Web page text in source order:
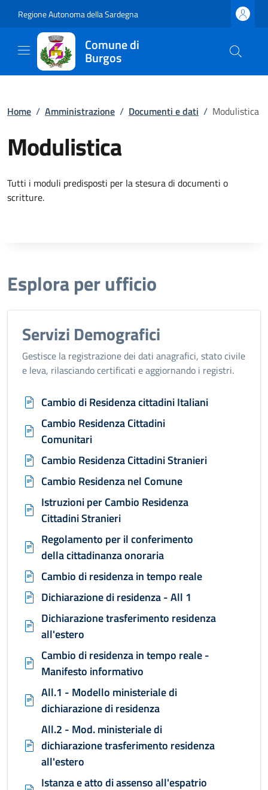
Regione Autonoma della Sardegna
Comune di
Burgos
Home / Amministrazione / Documenti e dati / Modulistica
Modulistica
Tutti i moduli predisposti per la stesura di documenti o
scritture.
Esplora per ufficio
Servizi Demografici
Gestisce la registrazione dei dati anagrafici, stato civile
e leva, rilasciando certificati e aggiornando i registri.
Cambio di Residenza cittadini Italiani
Cambio Residenza Cittadini
Comunitari
Cambio Residenza Cittadini Stranieri
Cambio Residenza nel Comune
Istruzioni per Cambio Residenza
Cittadini Stranieri
Regolamento per il conferimento
della cittadinanza onoraria
Cambio di residenza in tempo reale
Dichiarazione di residenza - All 1
Dichiarazione trasferimento residenza
all'estero
Cambio di residenza in tempo reale -
Manifesto informativo
All.1 - Modello ministeriale di
dichiarazione di residenza
All.2 - Mod. ministeriale di
dichiarazione trasferimento residenza
all'estero
Istanza e atto di assenso all'espatrio